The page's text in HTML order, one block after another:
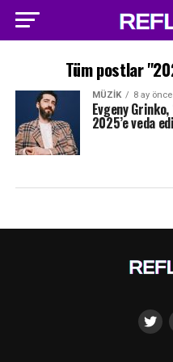
Tüm postlar
MÜZIK 8 ay önce
Evgeny
2025’e veda